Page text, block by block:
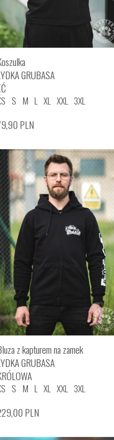
GRUBASA
S M L XL XXL 3XL
PLN
z kapturem na zamek
GRUBASA
S M L XL XXL 3XL
PLN